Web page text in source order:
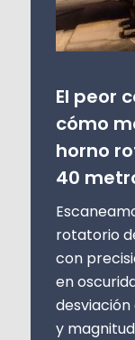
El peor
cómo
horno
40
rotatorio
con
en
desviación
y